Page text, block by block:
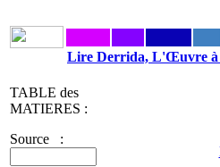
Lire Derrida, L'Œuvre à
TABLE des
MATIERES :
Source :